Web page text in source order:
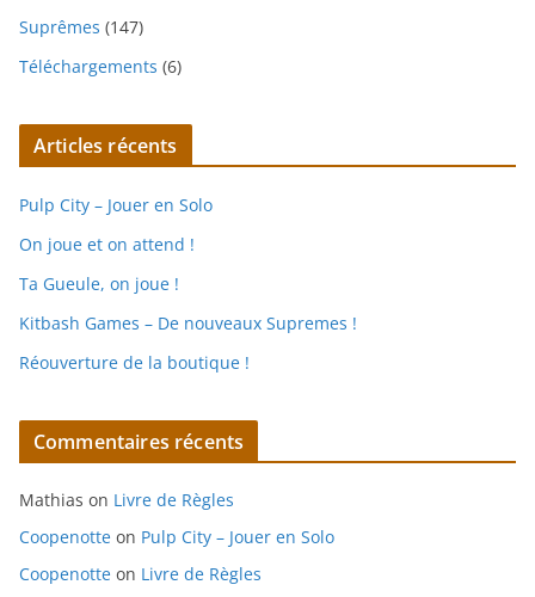
Suprêmes (147)
Téléchargements (6)
Articles récents
Pulp City – Jouer en Solo
On joue et on attend !
Ta Gueule, on joue !
Kitbash Games – De nouveaux Supremes !
Réouverture de la boutique !
Commentaires récents
Mathias on Livre de Règles
Coopenotte on Pulp City – Jouer en Solo
Coopenotte on Livre de Règles